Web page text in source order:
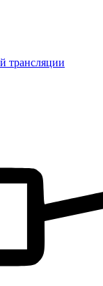
трансляции